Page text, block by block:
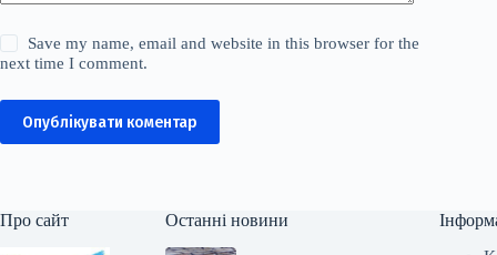
Save my name, email and website in this browser for the
next time I comment.
Опублікувати коментар
Про сайт Останні новини